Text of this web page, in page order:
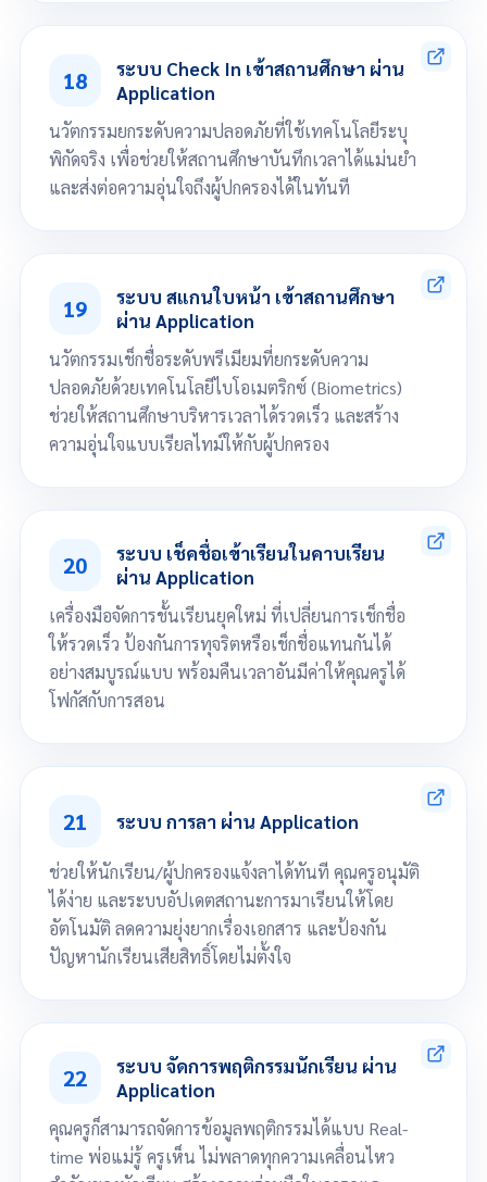
สำหรับผู้บริหาร Smart Report แอพรายงานสำหรับผู้บริหาร
สำหรับคุณครู Smart Teacher สุดยอดแอพสำหรับสุดยอดคุณครู
สำหรับนักเรียน/ผู้ปกครอง Smart Student แอพดีๆสำหรับนักเรียนและผู้
18
ระบบ Check In เข้าสถานศึกษา ผ่าน
Application
นวัตกรรมยกระดับความปลอดภัยที่ใช้เทคโนโลยีระบุ
พิกัดจริง เพื่อช่วยให้สถานศึกษาบันทึกเวลาได้แม่นยำ
และส่งต่อความอุ่นใจถึงผู้ปกครองได้ในทันที
นักเรียน/บุคลากรอยู่ในบริเวณพิกัดของโรงเรียนที่กำหนดไว้
มีการแจ้งเตือนไปยัง Application ของผู้ปกครองแบบ Real Time
19
ระบบ สแกนใบหน้า เข้าสถานศึกษา
ผ่าน Application
นวัตกรรมเช็กชื่อระดับพรีเมียมที่ยกระดับความ
ปลอดภัยด้วยเทคโนโลยีไบโอเมตริกซ์ (Biometrics)
ช่วยให้สถานศึกษาบริหารเวลาได้รวดเร็ว และสร้าง
ความอุ่นใจแบบเรียลไทม์ให้กับผู้ปกครอง
นักเรียน/บุคลากรสแกนใบหน้า ผ่าน Application ณ จุดที่กำหนด
บันทึกเวลาเข้าสถานศึกษาอัตโนมัติ
มีการแจ้งเตือนไปยัง Application ของผู้ปกครองแบบ Real Time
20
ระบบ เช็คชื่อเข้าเรียนในคาบเรียน
ผ่าน Application
เครื่องมือจัดการชั้นเรียนยุคใหม่ ที่เปลี่ยนการเช็กชื่อ
ให้รวดเร็ว ป้องกันการทุจริตหรือเช็กชื่อแทนกันได้
อย่างสมบูรณ์แบบ พร้อมคืนเวลาอันมีค่าให้คุณครูได้
โฟกัสกับการสอน
โดยครูประจำวิชาเป็นผู้เช็กชื่อ ผ่าน Application
โดยนักเรียน/นักศึกษา Check In เช็กชื่อ ในพิกัดห้องเรียน
21 ระบบ การลา ผ่าน Application
ช่วยให้นักเรียน/ผู้ปกครองแจ้งลาได้ทันที คุณครูอนุมัติ
ได้ง่าย และระบบอัปเดตสถานะการมาเรียนให้โดย
อัตโนมัติ ลดความยุ่งยากเรื่องเอกสาร และป้องกัน
ปัญหานักเรียนเสียสิทธิ์โดยไม่ตั้งใจ
นักเรียน/ผู้ปกครอง สามารถทำลา ผ่าน Application (เช่น ลาป่วย หรือ ลากิจ)
คุณครูมีสิทธิ์ "อนุมัติ" หรือ "ปฏิเสธ" ได้จากหน้าจอมือถือ
22
ระบบ จัดการพฤติกรรมนักเรียน ผ่าน
Application
คุณครูก็สามารถจัดการข้อมูลพฤติกรรมได้แบบ Real-
time พ่อแม่รู้ ครูเห็น ไม่พลาดทุกความเคลื่อนไหว